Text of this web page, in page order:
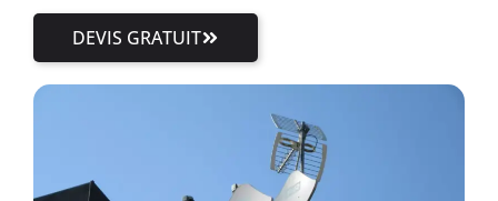
DEVIS GRATUIT